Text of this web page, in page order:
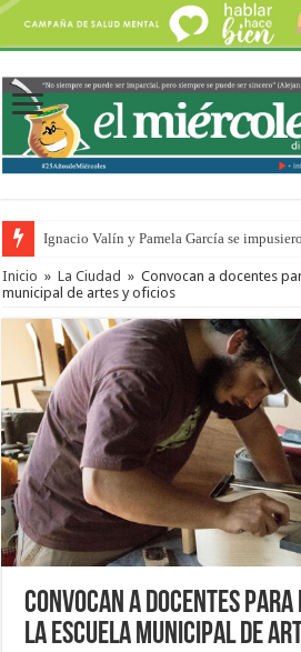
Ignacio Valín y Pamela García se
Inicio » La Ciudad » Convocan a docentes
municipal de artes y oficios
Convocan a docentes
la escuela municipal de